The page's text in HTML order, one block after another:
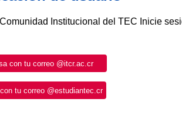
Institucional del TEC Inicie